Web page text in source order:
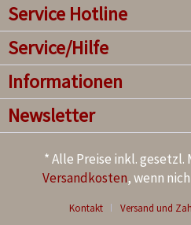
Service Hotline
Service/Hilfe
Informationen
Newsletter
* Alle Preise inkl.
Versandkosten, wenn
Kontakt
Versand und